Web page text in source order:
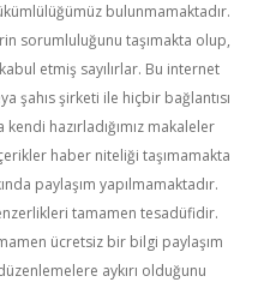
bulunmamaktadır.
sorumluluğunu taşımakta olup,
etmiş sayılırlar. Bu internet
şahıs şirketi ile hiçbir bağlantısı
hazırladığımız makaleler
haber niteliği taşımamakta
paylaşım yapılmamaktadır.
tamamen tesadüfidir.
ücretsiz bir bilgi paylaşım
aykırı olduğunu